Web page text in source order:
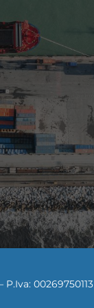
00269750113